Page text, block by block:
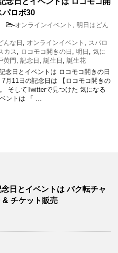
パロボ30
-オンラインイベント
明日はどん
んな日 オンラインイベント
スパロ
カス ロコモコ開きの日 明日
気に
黄門 記念日 誕生日
誕生花
念日とイベントは ロコモコ開きの日
月11日の記念日は 【ロコモコ開きの
そしてTwitterで見つけた 気になる
ントは 「 …
日とイベントは バク転チャ
& チケット販売